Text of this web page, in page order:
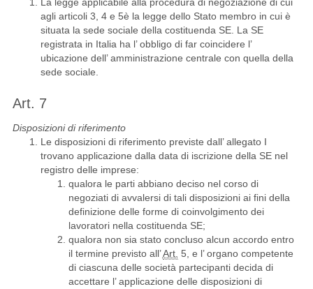
agli articoli 3, 4 e 5è la legge dello Stato membro in cui è
situata la sede sociale della costituenda SE. La SE
registrata in Italia ha l’ obbligo di far coincidere l’
ubicazione dell’ amministrazione centrale con quella della
sede sociale.
Art. 7
Disposizioni di riferimento
Le disposizioni di riferimento previste dall’ allegato I
trovano applicazione dalla data di iscrizione della SE nel
registro delle imprese:
qualora le parti abbiano deciso nel corso di
negoziati di avvalersi di tali disposizioni ai fini della
definizione delle forme di coinvolgimento dei
lavoratori nella costituenda SE;
qualora non sia stato concluso alcun accordo entro
il termine previsto all’Art. 5, e l’ organo competente
di ciascuna delle società partecipanti decida di
accettare l’ applicazione delle disposizioni di